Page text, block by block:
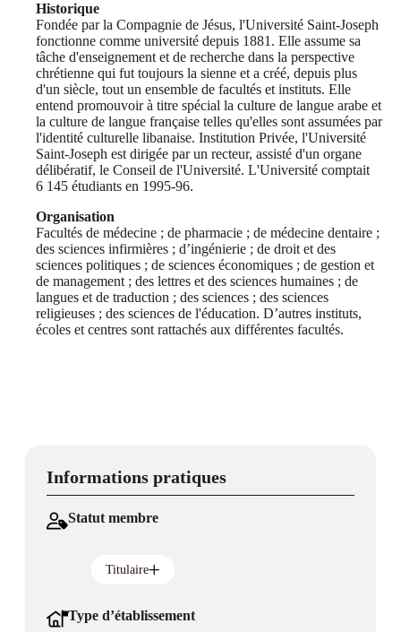
Historique
Fondée par la Compagnie de Jésus, l'Université Saint-Joseph
fonctionne comme université depuis 1881. Elle assume sa
tâche d'enseignement et de recherche dans la perspective
chrétienne qui fut toujours la sienne et a créé, depuis plus
d'un siècle, tout un ensemble de facultés et instituts. Elle
entend promouvoir à titre spécial la culture de langue arabe et
la culture de langue française telles qu'elles sont assumées par
l'identité culturelle libanaise. Institution Privée, l'Université
Saint-Joseph est dirigée par un recteur, assisté d'un organe
délibératif, le Conseil de l'Université. L'Université comptait
6 145 étudiants en 1995-96.
Organisation
Facultés de médecine ; de pharmacie ; de médecine dentaire ;
des sciences infirmières ; d’ingénierie ; de droit et des
sciences politiques ; de sciences économiques ; de gestion et
de management ; des lettres et des sciences humaines ; de
langues et de traduction ; des sciences ; des sciences
religieuses ; des sciences de l'éducation. D’autres instituts,
écoles et centres sont rattachés aux différentes facultés.
Informations pratiques
Statut membre
Titulaire
Type d’établissement